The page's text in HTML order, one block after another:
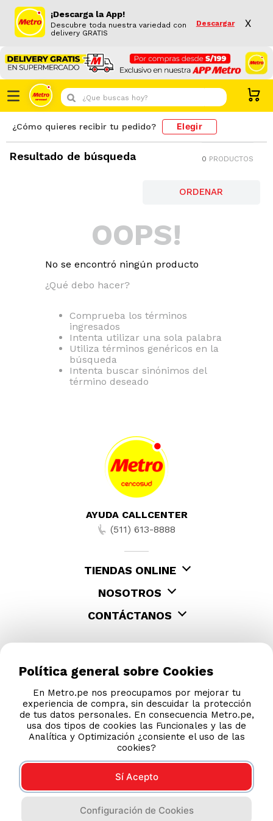
¡Descarga la App!
Descubre toda nuestra variedad con
delivery GRATIS
Descargar X
¿Que buscas hoy?
¿Cómo quieres recibir tu pedido? Elegir
Resultado de búsqueda 0 PRODUCTOS
OOPS!
No se encontró ningún producto
¿Qué debo hacer?
Comprueba los términos
ingresados
Intenta utilizar una sola palabra
Utiliza términos genéricos en la
búsqueda
Intenta buscar sinónimos del
término deseado
AYUDA CALLCENTER
(511) 613-8888
TIENDAS ONLINE
NOSOTROS
CONTÁCTANOS
COMPRAS 100% SEGURAS
Esta tienda usa Niubiz para realizar transacciones
Política general sobre Cookies
En Metro.pe nos preocupamos por mejorar tu
experiencia de compra, sin descuidar la protección
de tus datos personales. En consecuencia Metro.pe,
usa dos tipos de cookies las Funcionales y las de
Analítica y Optimización ¿consiente el uso de las
cookies?
Sí Acepto
Configuración de Cookies